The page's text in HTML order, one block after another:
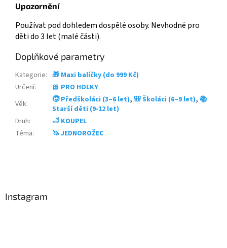
Upozornění
Používat pod dohledem dospělé osoby. Nevhodné pro
děti do 3 let (malé části).
Doplňkové parametry
Kategorie: 🎁 Maxi balíčky (do 999 Kč)
Určení:
🎀 PRO HOLKY
Věk: 🧒 Předškoláci (3–6 let), 🎒 Školáci (6–9 let), 📚
Starší děti (9-12 let)
Druh:
🛁 KOUPEL
Téma: 🦄 JEDNOROŽEC
Instagram